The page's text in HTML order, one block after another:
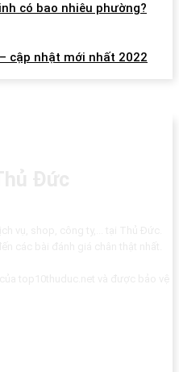
có bao nhiêu phường?
cập nhật mới nhất 2022